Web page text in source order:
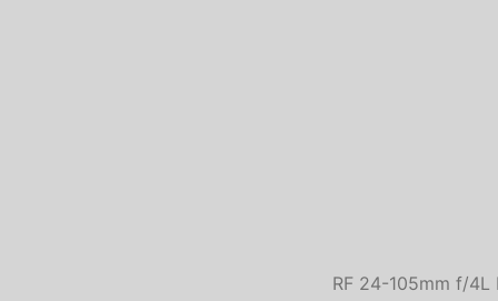
RF 24-105mm f/4L